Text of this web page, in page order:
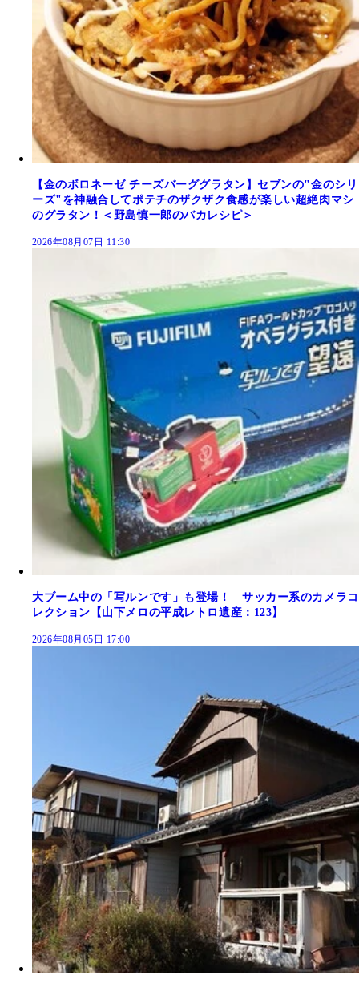
【金のボロネーゼ チーズバーググラタン】セブンの"金のシリ
ーズ"を神融合してポテチのザクザク食感が楽しい超絶肉マシ
のグラタン！＜野島慎一郎のバカレシピ＞
2026年08月07日 11:30
大ブーム中の「写ルンです」も登場！ サッカー系のカメラコ
レクション【山下メロの平成レトロ遺産：123】
2026年08月05日 17:00